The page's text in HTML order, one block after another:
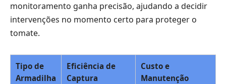
monitoramento ganha precisão, ajudando a decidir
intervenções no momento certo para proteger o
tomate.
Tipo de
Armadilha
Eficiência de
Captura
Custo e
Manutenção